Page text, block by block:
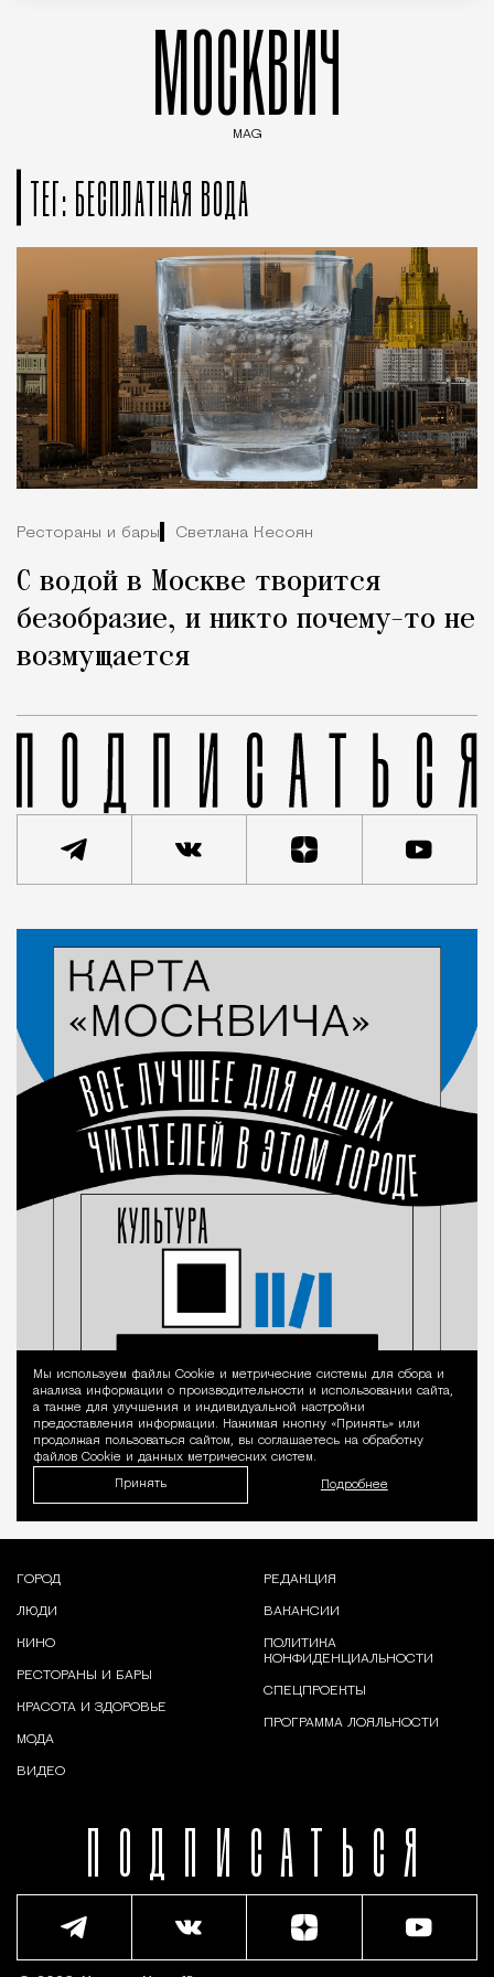
МОСКВИЧ
MAG
ТЕГ: БЕСПЛАТНАЯ ВОДА
Рестораны и бары Светлана Кесоян
С водой в Москве творится
безобразие, и никто почему-то не
возмущается
Уведомление
Мы используем файлы Сookie и метрические системы для сбора и
анализа информации о производительности и использовании сайта,
а также для улучшения и индивидуальной настройки
предоставления информации. Нажимая кнопку «Принять» или
продолжая пользоваться сайтом, вы соглашаетесь на обработку
файлов Cookie и данных метрических систем.
Принять Подробнее
ПОДПИСАТЬСЯ
ГОРОД
ЛЮДИ
КИНО
РЕСТОРАНЫ И БАРЫ
КРАСОТА И ЗДОРОВЬЕ
МОДА
ВИДЕО
РЕДАКЦИЯ
ВАКАНСИИ
ПОЛИТИКА
КОНФИДЕНЦИАЛЬНОСТИ
СПЕЦПРОЕКТЫ
ПРОГРАММА ЛОЯЛЬНОСТИ